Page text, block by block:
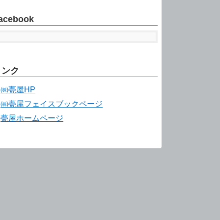
ク
㈱甍屋HP
㈱甍屋フェイスブックページ
甍屋ホームページ